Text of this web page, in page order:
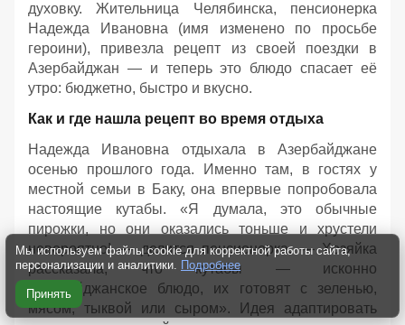
духовку. Жительница Челябинска, пенсионерка
Надежда Ивановна (имя изменено по просьбе
героини), привезла рецепт из своей поездки в
Азербайджан — и теперь это блюдо спасает её
утро: бюджетно, быстро и вкусно.
Как и где нашла рецепт во время отдыха
Надежда Ивановна отдыхала в Азербайджане
осенью прошлого года. Именно там, в гостях у
местной семьи в Баку, она впервые попробовала
настоящие кутабы. «Я думала, это обычные
пирожки, но они оказались тоньше и хрустели
невероятно! — делится пенсионерка. — Хозяйка
рассказала, что кутабы — исконно
азербайджанское блюдо, их готовят с зеленью,
мясом, тыквой или сыром». Идея адаптировать
Мы используем файлы cookie для корректной работы сайта,
персонализации и аналитики. Подробнее
Принять